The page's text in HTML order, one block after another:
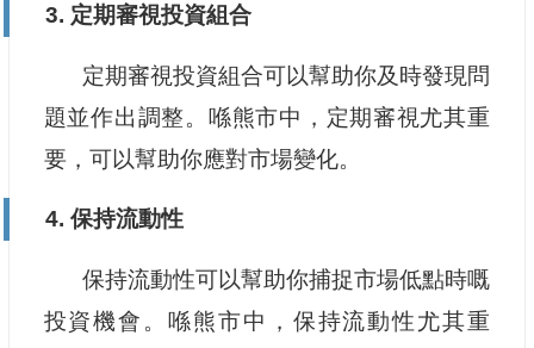
3. 定期審視投資組合
定期審視投資組合可以幫助你及時發現問
題並作出調整。喺熊市中，定期審視尤其重
要，可以幫助你應對市場變化。
4. 保持流動性
保持流動性可以幫助你捕捉市場低點時嘅
投資機會。喺熊市中，保持流動性尤其重